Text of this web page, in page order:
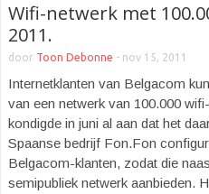
Wifi-netwerk met
2011.
door Toon Debonne - nov 15, 2011
Internetklanten van Belgacom
van een netwerk van 100.000
kondigde in juni al aan dat het
Spaanse bedrijf Fon.Fon
Belgacom-klanten, zodat die
semipubliek netwerk aanbieden.